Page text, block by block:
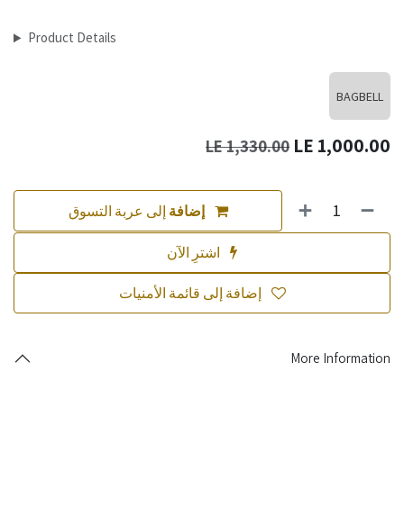
Product Details
BAGBELL
1,000.00
1,330.00
LE
إضافة إلى عربة التسوق
إضافة إلى قائمة الأمنيات
More Information